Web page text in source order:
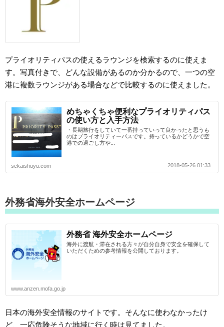
プライオリティパスの使えるラウンジを検索するのに使えま
す。写真付きで、どんな設備があるのか分かるので、一つの空
港に複数ラウンジがある場合などで比較するのに使えました。
めちゃくちゃ便利なプライオリティパス
の使い方と入手方法
・長期旅行をしていて一番持っていって良かったと思うも
のはプライオリティーパスです。持っているかどうかで空
港での過ごし方や...
sekaishuyu.com 2018-05-26 01:33
外務省海外安全ホームページ
外務省 海外安全ホームページ
海外に渡航・滞在される方々が自分自身で安全を確保して
いただくための参考情報を公開しております。
www.anzen.mofa.go.jp
日本の海外安全情報のサイトです。そんなに使わなかったけ
ど、一応危険そうな地域に行く時は見てました。